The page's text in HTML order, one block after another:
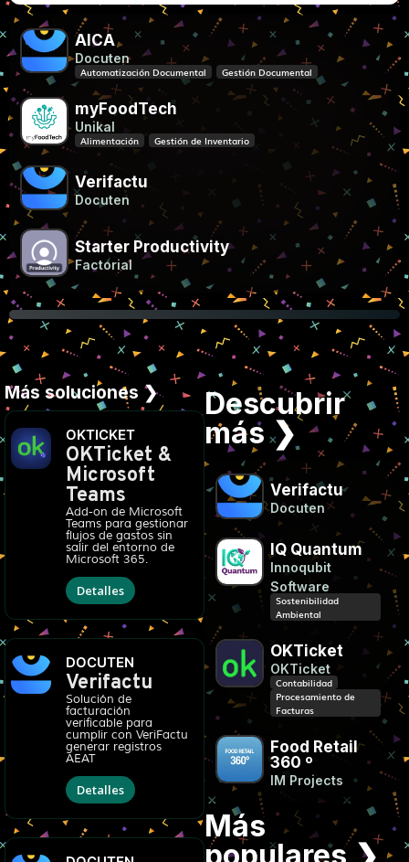
AICA
Docuten
Automatización Documental Gestión Documental
myFoodTech
Unikal
Alimentación Gestión de Inventario
Verifactu
Docuten
Starter Productivity
Factorial
Más soluciones ❯
OKTICKET
OKTicket &
Microsoft
Teams
Add-on de Microsoft
Teams para gestionar
flujos de gastos sin
salir del entorno de
Microsoft 365.
Detalles
DOCUTEN
Verifactu
Solución de
facturación
verificable para
cumplir con VeriFactu
generar registros
AEAT
Detalles
Descubrir
más ❯
Verifactu
Docuten
IQ Quantum
Innoqubit
Software
Sostenibilidad
Ambiental
OKTicket
OKTicket
Contabilidad
Procesamiento de
Facturas
Food Retail
360 º
IM Projects
Más